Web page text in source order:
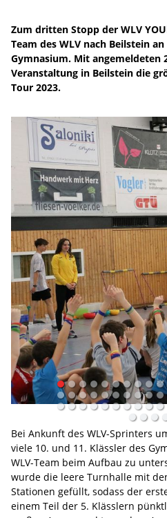
Zum dritten Stopp der WLV
Team des WLV nach Beilstein
Gymnasium. Mit angemeldeten
Veranstaltung in Beilstein die
Tour 2023.
Bei Ankunft des WLV-Sprinters
viele 10. und 11. Klässler des
WLV-Team beim Aufbau zu
wurde die leere Turnhalle mit
Stationen gefüllt, sodass der
einem Teil der 5. Klässlern